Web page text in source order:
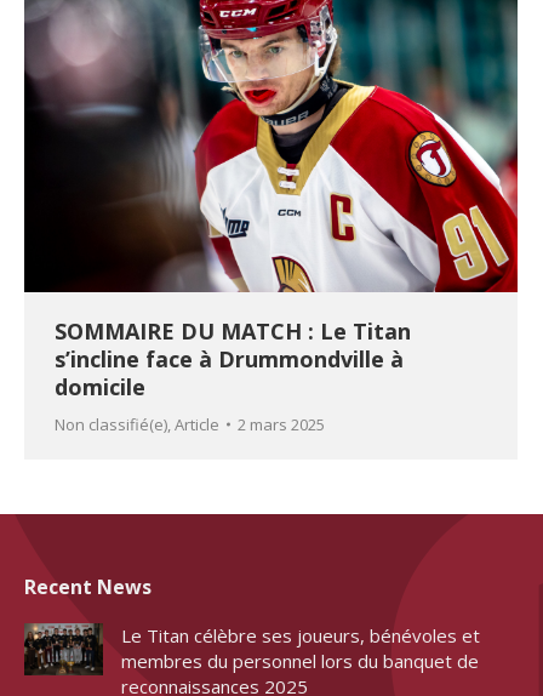
SOMMAIRE DU MATCH : Le Titan
s’incline face à Drummondville à
domicile
Non classifié(e) Article 2 mars 2025
Recent News
Le Titan célèbre ses joueurs, bénévoles et
membres du personnel lors du banquet de
reconnaissances 2025